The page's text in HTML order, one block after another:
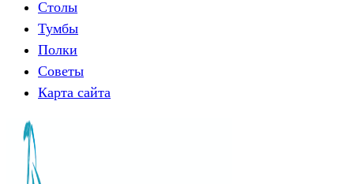
Столы
Тумбы
Полки
Советы
Карта сайта